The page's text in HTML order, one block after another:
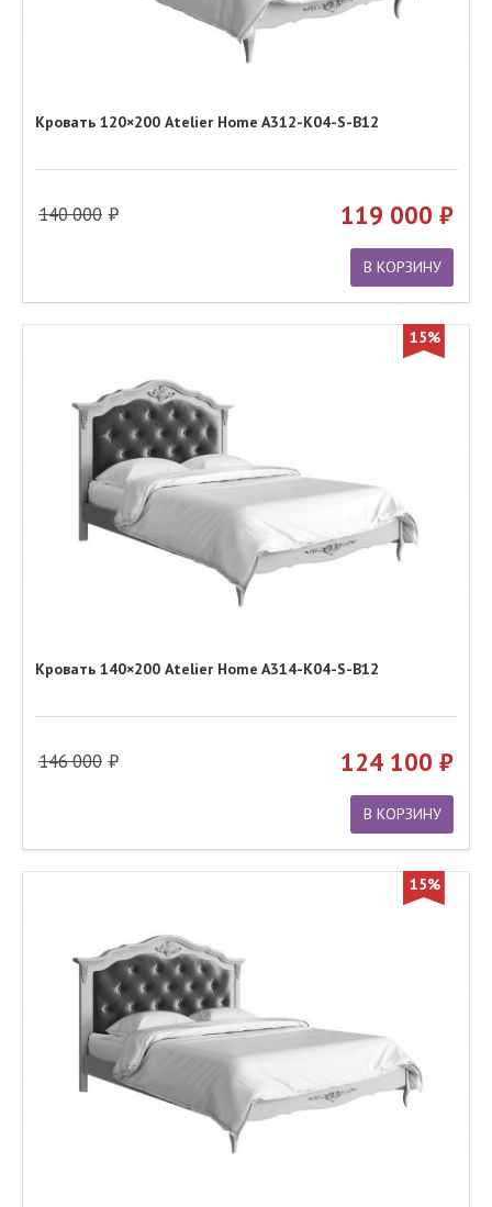
Кровать 120×200 Atelier Home A312-K04-S-B12
140 000 119 000
В КОРЗИНУ
15%
Кровать 140×200 Atelier Home A314-K04-S-B12
146 000 124 100
В КОРЗИНУ
15%